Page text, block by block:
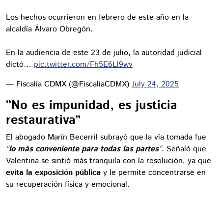
Los hechos ocurrieron en febrero de este año en la
alcaldía Álvaro Obregón.
En la audiencia de este 23 de julio, la autoridad judicial
dictó… pic.twitter.com/Fh5E6Ll9wv
— Fiscalía CDMX (@FiscaliaCDMX) July 24, 2025
“No es impunidad, es justicia
restaurativa”
El abogado Marín Becerril subrayó que la vía tomada fue
“lo más conveniente para todas las partes”. Señaló que
Valentina se sintió más tranquila con la resolución, ya que
evita la exposición pública y le permite concentrarse en
su recuperación física y emocional.